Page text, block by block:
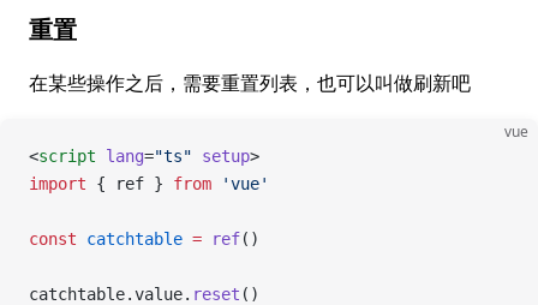
重置
在某些操作之后，需要重置列表，也可以叫做刷新吧
vue
<script lang="ts" setup>
import { ref } from 'vue'
const catchtable = ref()
catchtable.value. reset ()